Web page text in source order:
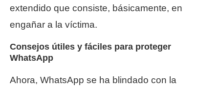
extendido que consiste, básicamente, en
engañar a la víctima.
Consejos útiles y fáciles para proteger
WhatsApp
Ahora, WhatsApp se ha blindado con la